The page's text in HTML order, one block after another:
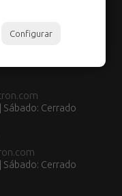
Sábado: Cerrado
Sábado: Cerrado
Configurar